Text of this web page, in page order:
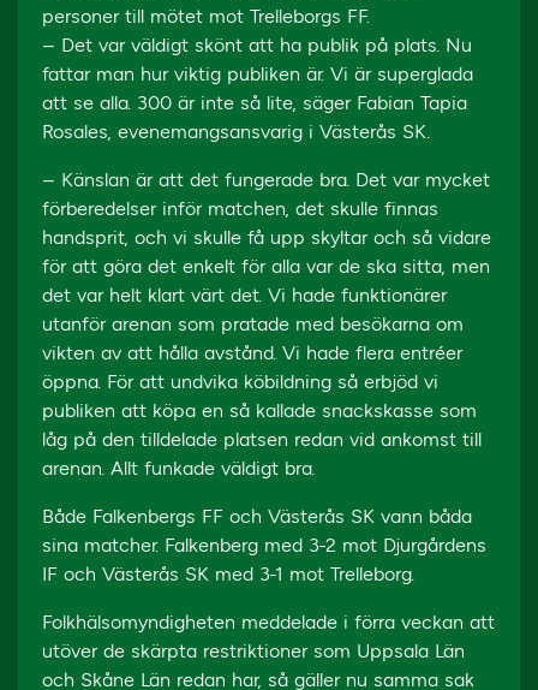
personer till mötet mot Trelleborgs FF.
– Det var väldigt skönt att ha publik på plats. Nu
fattar man hur viktig publiken är. Vi är superglada
att se alla. 300 är inte så lite, säger Fabian Tapia
Rosales, evenemangsansvarig i Västerås SK.
– Känslan är att det fungerade bra. Det var mycket
förberedelser inför matchen, det skulle finnas
handsprit, och vi skulle få upp skyltar och så vidare
för att göra det enkelt för alla var de ska sitta, men
det var helt klart värt det. Vi hade funktionärer
utanför arenan som pratade med besökarna om
vikten av att hålla avstånd. Vi hade flera entréer
öppna. För att undvika köbildning så erbjöd vi
publiken att köpa en så kallade snackskasse som
låg på den tilldelade platsen redan vid ankomst till
arenan. Allt funkade väldigt bra.
Både Falkenbergs FF och Västerås SK vann båda
sina matcher. Falkenberg med 3-2 mot Djurgårdens
IF och Västerås SK med 3-1 mot Trelleborg.
Folkhälsomyndigheten meddelade i förra veckan att
utöver de skärpta restriktioner som Uppsala Län
och Skåne Län redan har, så gäller nu samma sak